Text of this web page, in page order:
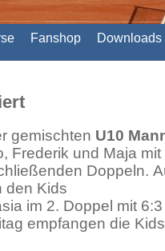
Fanshop Downloads
gemischten U10
Frederik und Maja mit
Doppeln.
den Kids
im 2. Doppel mit 6:3
empfangen die